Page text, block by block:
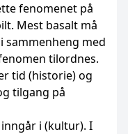
fenomenet på
Mest basalt må
med
tilordnes.
tid (historie) og
tilgang på
i (kultur). I